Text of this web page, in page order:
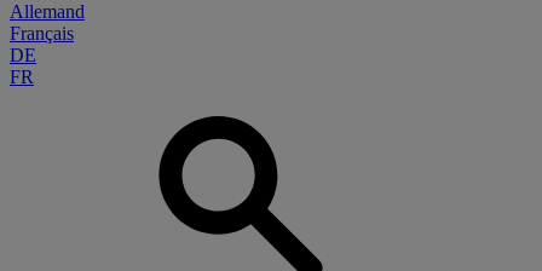
Allemand
Français
DE
FR